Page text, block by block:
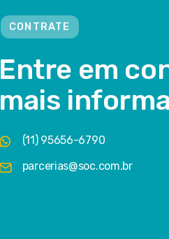
CONTRATE
Entre em
mais
(11) 95656-6790
parcerias@soc.com.br